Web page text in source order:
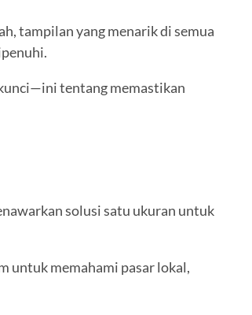
tampilan yang menarik di semua
tentang memastikan
solusi satu ukuran untuk
untuk memahami pasar lokal,